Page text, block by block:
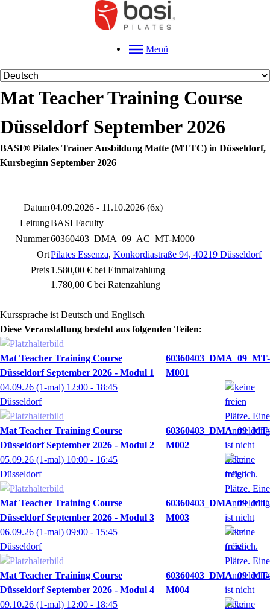
Menü
Mat Teacher Training Course
Düsseldorf September 2026
BASI® Pilates Trainer Ausbildung Matte (MTTC) in Düsseldorf,
Kursbeginn September 2026
Datum04.09.2026 - 11.10.2026 (6x)
LeitungBASI Faculty
Nummer60360403_DMA_09_AC_MT-M000
OrtPilates Essenza, Konkordiastraße 94, 40219 Düsseldorf
Preis1.580,00 € bei Einmalzahlung
1.780,00 € bei Ratenzahlung
Kurssprache ist Deutsch und Englisch
Diese Veranstaltung besteht aus folgenden Teilen:
Mat Teacher Training Course
Düsseldorf September 2026 - Modul 1
60360403_DMA_09_MT-
M001
04.09.26 (1-mal) 12:00 - 18:45
Düsseldorf
Mat Teacher Training Course
Düsseldorf September 2026 - Modul 2
60360403_DMA_09_MT-
M002
05.09.26 (1-mal) 10:00 - 16:45
Düsseldorf
Mat Teacher Training Course
Düsseldorf September 2026 - Modul 3
60360403_DMA_09_MT-
M003
06.09.26 (1-mal) 09:00 - 15:45
Düsseldorf
Mat Teacher Training Course
Düsseldorf September 2026 - Modul 4
60360403_DMA_09_MT-
M004
09.10.26 (1-mal) 12:00 - 18:45